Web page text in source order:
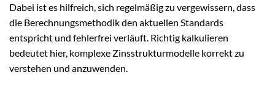
Dabei ist es hilfreich, sich regelmäßig zu vergewissern, dass
die Berechnungsmethodik den aktuellen Standards
entspricht und fehlerfrei verläuft. Richtig kalkulieren
bedeutet hier, komplexe Zinsstrukturmodelle korrekt zu
verstehen und anzuwenden.